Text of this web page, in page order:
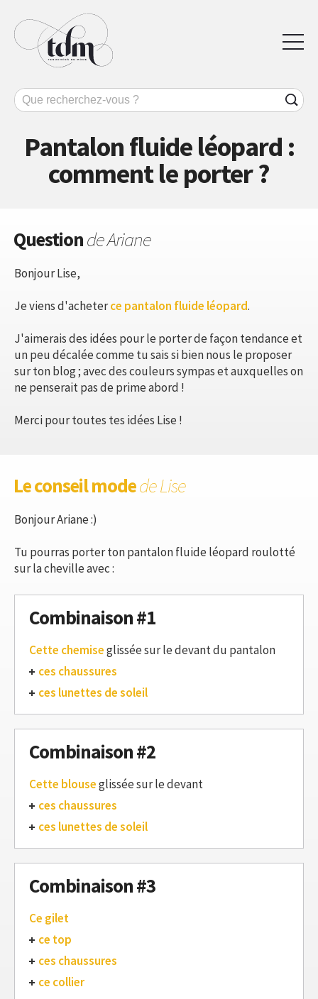
Pantalon fluide léopard :
comment le porter ?
Questionde Ariane
Bonjour Lise,
Je viens d'acheterce pantalon fluide léopard.
J'aimerais des idées pour le porter de façon tendance et
un peu décalée comme tu sais si bien nous le proposer
sur ton blog ; avec des couleurs sympas et auxquelles on
ne penserait pas de prime abord !
Merci pour toutes tes idées Lise !
Le conseil modede Lise
Bonjour Ariane :)
Tu pourras porter ton pantalon fluide léopard roulotté
sur la cheville avec :
Combinaison #1
Cette chemiseglissée sur le devant du pantalon
ces chaussures
ces lunettes de soleil
Combinaison #2
Cette blouseglissée sur le devant
ces chaussures
ces lunettes de soleil
Combinaison #3
Ce gilet
ce top
ces chaussures
ce collier